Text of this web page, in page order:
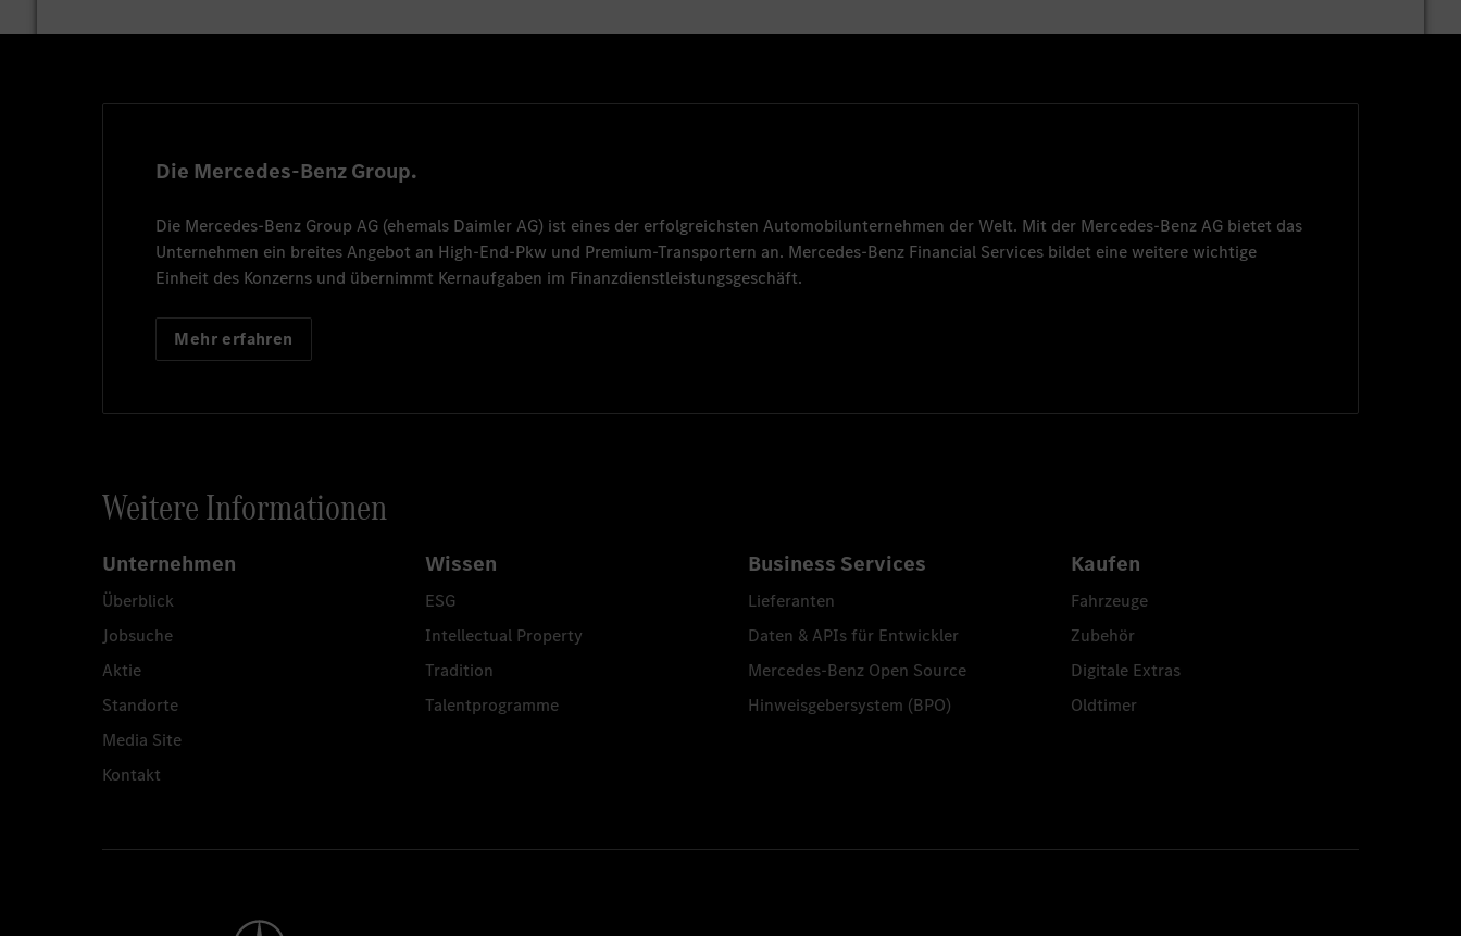
Die Mercedes-Benz Group.
Die Mercedes-Benz Group AG (ehemals Daimler AG) ist eines der erfolgreichsten Automobilunternehmen der Welt. Mit der Mercedes-Benz AG bietet das
Unternehmen ein breites Angebot an High-End-Pkw und Premium-Transportern an. Mercedes-Benz Financial Services bildet eine weitere wichtige
Einheit des Konzerns und übernimmt Kernaufgaben im Finanzdienstleistungsgeschäft.
Mehr erfahren
Weitere Informationen
Unternehmen
Überblick
Jobsuche
Aktie
Standorte
Media Site
Kontakt
Wissen
ESG
Intellectual Property
Tradition
Talentprogramme
Business Services
Lieferanten
Daten & APIs für Entwickler
Mercedes-Benz Open Source
Hinweisgebersystem (BPO)
Kaufen
Fahrzeuge
Zubehör
Digitale Extras
Oldtimer